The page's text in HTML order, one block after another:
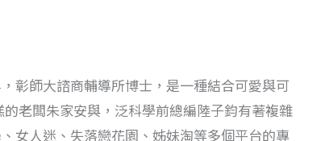
彰師大諮商輔導所博士，是一種結合可愛與可
老闆朱家安與，泛科學前總編陸子鈞有著複雜
女人迷、失落戀花園、姊妹淘等多個平台的專